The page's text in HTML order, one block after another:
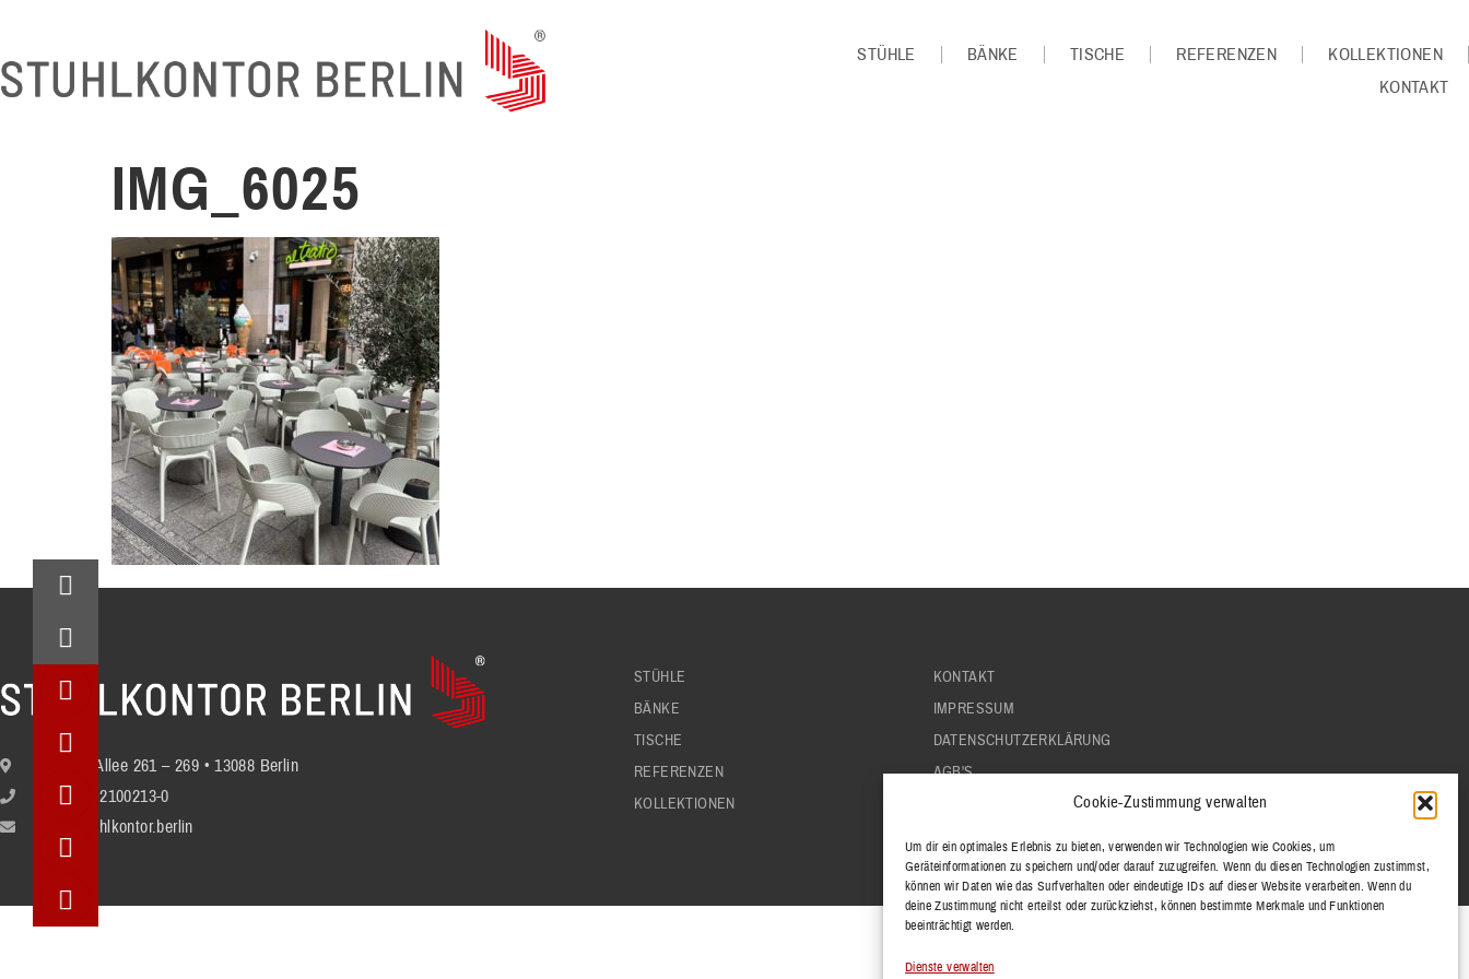
Cookie-Zustimmung verwalten
Um dir ein optimales Erlebnis zu bieten, verwenden wir Technologien wie Cookies, um
Geräteinformationen zu speichern und/oder darauf zuzugreifen. Wenn du diesen Technologien zustimmst,
können wir Daten wie das Surfverhalten oder eindeutige IDs auf dieser Website verarbeiten. Wenn du
deine Zustimmung nicht erteilst oder zurückziehst, können bestimmte Merkmale und Funktionen
beeinträchtigt werden.
Dienste verwalten
STÜHLE BÄNKE TISCHE REFERENZEN
KOLLEKTIONEN
KONTAKT
IMG_6025
Berliner Allee 261 – 269 • 13088 Berlin
+49 (30) 2100213-0
info@stuhlkontor.berlin
STÜHLE
BÄNKE
TISCHE
REFERENZEN
KOLLEKTIONEN
KONTAKT
IMPRESSUM
DATENSCHUTZERKLÄRUNG
AGB'S